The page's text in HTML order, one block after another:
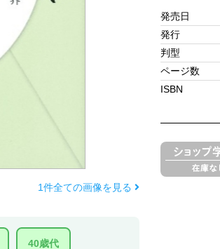
1件全ての画像を見る
40歳代
発売日
発行
判型
ページ数
ISBN